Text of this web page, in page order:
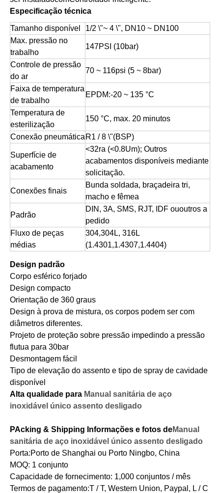
Especificação técnica
Tamanho disponível
1/2 \"~ 4 \", DN10 ~ DN100
Max. pressão no
trabalho
147PSI (10bar)
Controle de pressão
do ar
70 ~ 116psi (5 ~ 8bar)
Faixa de temperatura
de trabalho
EPDM:-20 ~ 135 °C
Temperatura de
esterilização
150 °C, max. 20 minutos
Conexão pneumática R1 / 8 \"(BSP)
Superfície de
acabamento
<32ra (<0.8Um); Outros
acabamentos disponíveis mediante
solicitação.
Conexões finais
Bunda soldada, braçadeira tri,
macho e fêmea
Padrão
DIN, 3A, SMS, RJT, IDF ououtros a
pedido
Fluxo de peças
médias
304,304L, 316L
(1.4301,1.4307,1.4404)
Design padrão
Corpo esférico forjado
Design compacto
Orientação de 360 ​​graus
Design à prova de mistura, os corpos podem ser com
diâmetros diferentes.
Projeto de proteção sobre pressão impedindo a pressão
flutua para 30bar
Desmontagem fácil
Tipo de elevação do assento e tipo de spray de cavidade
disponível
Alta qualidade para Manual sanitária de aço
inoxidável único assento desligado
PAcking & Shipping Informações e fotos deManual
sanitária de aço inoxidável único assento desligado
Porta:Porto de Shanghai ou Porto Ningbo, China
MOQ: 1 conjunto
Capacidade de fornecimento: 1,000 conjuntos / mês
Termos de pagamento:T / T, Western Union, Paypal, L / C